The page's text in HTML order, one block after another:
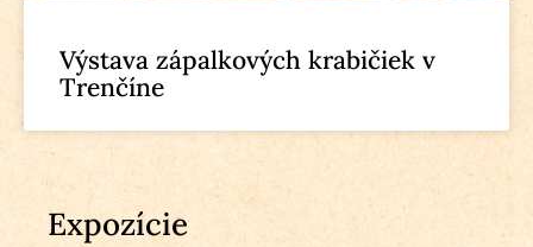
Výstava zápalkových krabičiek v
Trenčíne
Expozície